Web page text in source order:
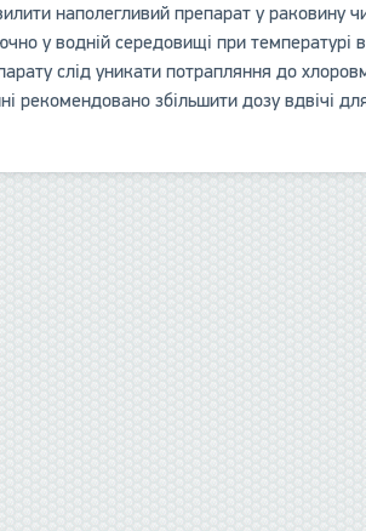
наполегливий препарат у раковину
у водній середовищі при температурі
слід уникати потрапляння до
рекомендовано збільшити дозу вдвічі